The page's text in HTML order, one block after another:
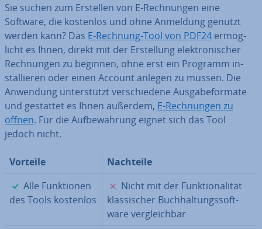
Sie suchen zum Erstellen von E-Rech­nun­gen eine
Software, die kostenlos und ohne Anmeldung genutzt
werden kann? Das E-Rechnung-Tool von PDF24 er­mög­
licht es Ihnen, direkt mit der Er­stel­lung elek­tro­ni­scher
Rech­nun­gen zu beginnen, ohne erst ein Programm in­
stal­lie­ren oder einen Account anlegen zu müssen. Die
Anwendung un­ter­stützt ver­schie­de­ne Aus­ga­be­for­ma­te
und gestattet es Ihnen außerdem, E-Rech­nun­gen zu
öffnen. Für die Auf­be­wah­rung eignet sich das Tool
jedoch nicht.
Vorteile
Nachteile
✓
Alle Funk­tio­nen
des Tools kostenlos
✗
Nicht mit der Funk­tio­na­li­tät
klas­si­scher Buch­hal­tungs­soft­
ware ver­gleich­bar